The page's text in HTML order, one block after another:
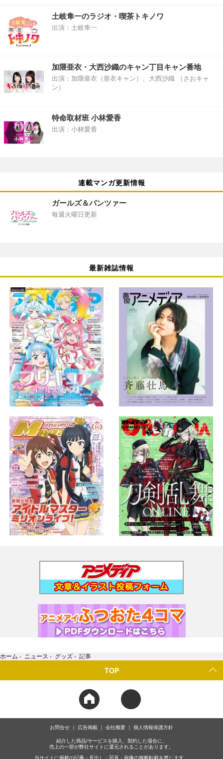
土岐隼一のラジオ・喫茶トキノワ
出演：土岐隼一
加隈亜衣・大西沙織のキャン丁目キャン番地
出演：加隈亜衣（亜衣キャン）、大西沙織 （さおキャ
ン）
特命取材班 小林愛香
出演：小林愛香
連載マンガ更新情報
ガールズ＆パンツァー
毎週火曜日更新
最新雑誌情報
ホーム › ニュース › グッズ › 記事
TOP
お問合せ 広告掲載 会社概要 個人情報保護方針
紹介した商品/サービスを購入、契約した場合に、
売上の一部が弊社サイトに還元されることがあります。
当サイトに掲載の記事・見出し・写真・画像の無断転載を禁じます。